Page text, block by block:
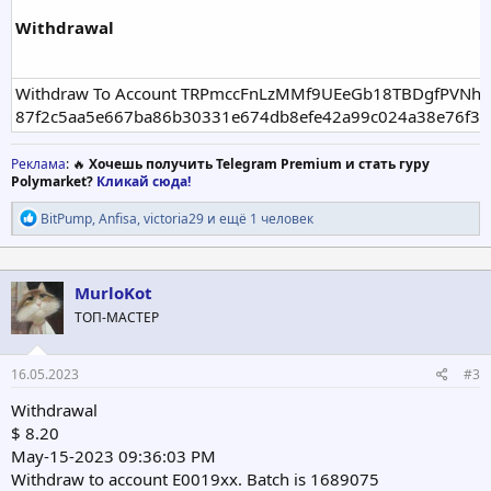
Withdrawal
Withdraw To Account
Реклама: 🔥 Хочешь получить Telegram Premium и стать гуру
Polymarket? Кликай сюда!
Р
е
а
к
ц
и
и
:
BitPump,Anfisa,victoria29 и ещё 1 человек
MurloKot
ТОП-МАСТЕР
16.05.2023 #3
Withdrawal
$ 8.20
May-15-2023 09:36:03 PM
Withdraw to account E0019xx. Batch is 1689075